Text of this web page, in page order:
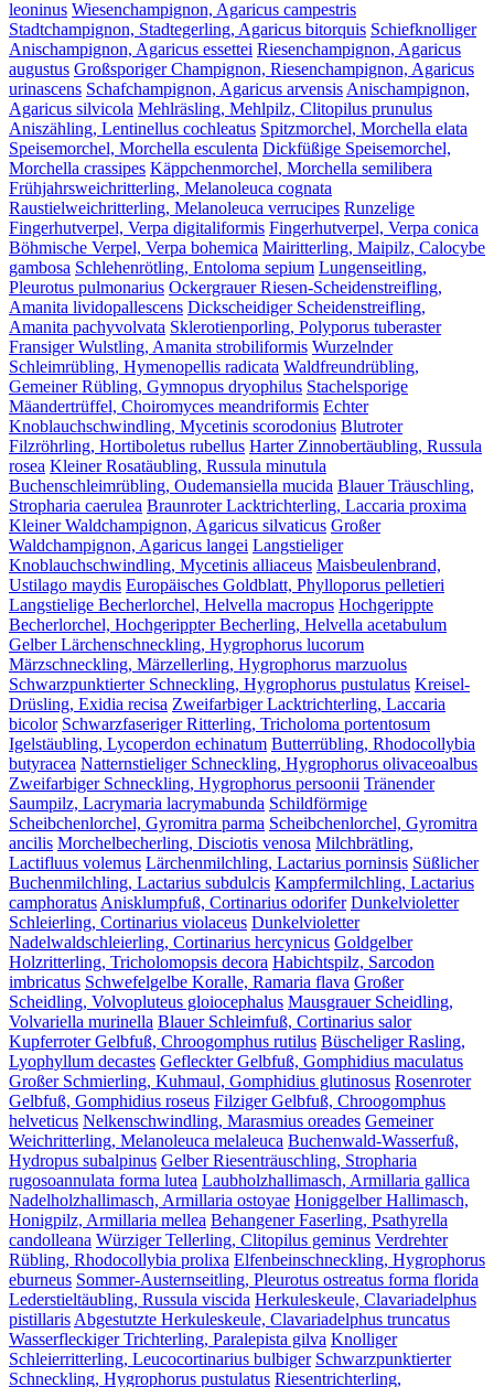
leoninus Wiesenchampignon, Agaricus campestris
Stadtchampignon, Stadtegerling, Agaricus bitorquis Schiefknolliger
Anischampignon, Agaricus essettei Riesenchampignon, Agaricus
augustus Großsporiger Champignon, Riesenchampignon, Agaricus
urinascens Schafchampignon, Agaricus arvensisAnischampignon,
Agaricus silvicola Mehlräsling, Mehlpilz, Clitopilus prunulus
Aniszähling, Lentinellus cochleatus Spitzmorchel, Morchella elata
Speisemorchel, Morchella esculenta Dickfüßige Speisemorchel,
Morchella crassipes Käppchenmorchel, Morchella semilibera
Frühjahrsweichritterling, Melanoleuca cognata
Raustielweichritterling, Melanoleuca verrucipes Runzelige
Fingerhutverpel, Verpa digitaliformis Fingerhutverpel, Verpa conica
Böhmische Verpel, Verpa bohemica Mairitterling, Maipilz, Calocybe
gambosa Schlehenrötling, Entoloma sepium Lungenseitling,
Pleurotus pulmonarius Ockergrauer Riesen-Scheidenstreifling,
Amanita lividopallescens Dickscheidiger Scheidenstreifling,
Amanita pachyvolvata Sklerotienporling, Polyporus tuberaster
Fransiger Wulstling, Amanita strobiliformis Wurzelnder
Schleimrübling, Hymenopellis radicata Waldfreundrübling,
Gemeiner Rübling, Gymnopus dryophilus Stachelsporige
Mäandertrüffel, Choiromyces meandriformis Echter
Knoblauchschwindling, Mycetinis scorodonius Blutroter
Filzröhrling, Hortiboletus rubellus Harter Zinnobertäubling, Russula
rosea Kleiner Rosatäubling, Russula minutula
Buchenschleimrübling, Oudemansiella mucida Blauer Träuschling,
Stropharia caerulea Braunroter Lacktrichterling, Laccaria proxima
Kleiner Waldchampignon, Agaricus silvaticus Großer
Waldchampignon, Agaricus langei Langstieliger
Knoblauchschwindling, Mycetinis alliaceus Maisbeulenbrand,
Ustilago maydis Europäisches Goldblatt, Phylloporus pelletieri
Langstielige Becherlorchel, Helvella macropus Hochgerippte
Becherlorchel, Hochgerippter Becherling, Helvella acetabulum
Gelber Lärchenschneckling, Hygrophorus lucorum
Märzschneckling, Märzellerling, Hygrophorus marzuolus
Schwarzpunktierter Schneckling, Hygrophorus pustulatus Kreisel-
Drüsling, Exidia recisa Zweifarbiger Lacktrichterling, Laccaria
bicolor Schwarzfaseriger Ritterling, Tricholoma portentosum
Igelstäubling, Lycoperdon echinatum Butterrübling, Rhodocollybia
butyracea Natternstieliger Schneckling, Hygrophorus olivaceoalbus
Zweifarbiger Schneckling, Hygrophorus persoonii Tränender
Saumpilz, Lacrymaria lacrymabunda Schildförmige
Scheibchenlorchel, Gyromitra parma Scheibchenlorchel, Gyromitra
ancilis Morchelbecherling, Disciotis venosa Milchbrätling,
Lactifluus volemus Lärchenmilchling, Lactarius porninsis Süßlicher
Buchenmilchling, Lactarius subdulcis Kampfermilchling, Lactarius
camphoratusAnisklumpfuß, Cortinarius odorifer Dunkelvioletter
Schleierling, Cortinarius violaceus Dunkelvioletter
Nadelwaldschleierling, Cortinarius hercynicus Goldgelber
Holzritterling, Tricholomopsis decora Habichtspilz, Sarcodon
imbricatus Schwefelgelbe Koralle, Ramaria flava Großer
Scheidling, Volvopluteus gloiocephalus Mausgrauer Scheidling,
Volvariella murinella Blauer Schleimfuß, Cortinarius salor
Kupferroter Gelbfuß, Chroogomphus rutilus Büscheliger Rasling,
Lyophyllum decastes Gefleckter Gelbfuß, Gomphidius maculatus
Großer Schmierling, Kuhmaul, Gomphidius glutinosus Rosenroter
Gelbfuß, Gomphidius roseus Filziger Gelbfuß, Chroogomphus
helveticus Nelkenschwindling, Marasmius oreades Gemeiner
Weichritterling, Melanoleuca melaleuca Buchenwald-Wasserfuß,
Hydropus subalpinus Gelber Riesenträuschling, Stropharia
rugosoannulata forma lutea Laubholzhallimasch, Armillaria gallica
Nadelholzhallimasch, Armillaria ostoyae Honiggelber Hallimasch,
Honigpilz, Armillaria mellea Behangener Faserling, Psathyrella
candolleana Würziger Tellerling, Clitopilus geminus Verdrehter
Rübling, Rhodocollybia prolixa Elfenbeinschneckling, Hygrophorus
eburneus Sommer-Austernseitling, Pleurotus ostreatus forma florida
Lederstieltäubling, Russula viscida Herkuleskeule, Clavariadelphus
pistillarisAbgestutzte Herkuleskeule, Clavariadelphus truncatus
Wasserfleckiger Trichterling, Paralepista gilva Knolliger
Schleierritterling, Leucocortinarius bulbiger Schwarzpunktierter
Schneckling, Hygrophorus pustulatus Riesentrichterling,